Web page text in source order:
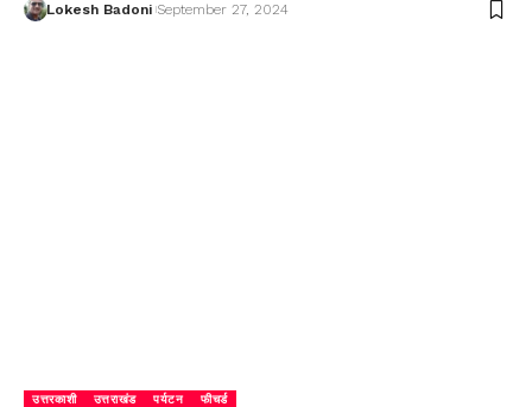
Lokesh Badoni September 27, 2024
उत्तरकाशी उत्तराखंड पर्यटन फीचर्ड